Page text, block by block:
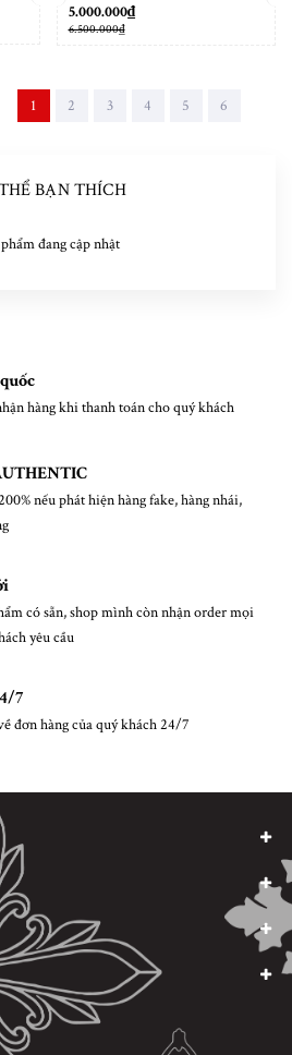
5.000.000₫
6.500.000₫
1 2 3 4 5 6
BẠN THÍCH
đang cập nhật
hàng khi thanh toán cho quý khách
nếu phát hiện hàng fake, hàng nhái,
có sẵn, shop mình còn nhận order mọi
yêu cầu
7
đơn hàng của quý khách 24/7